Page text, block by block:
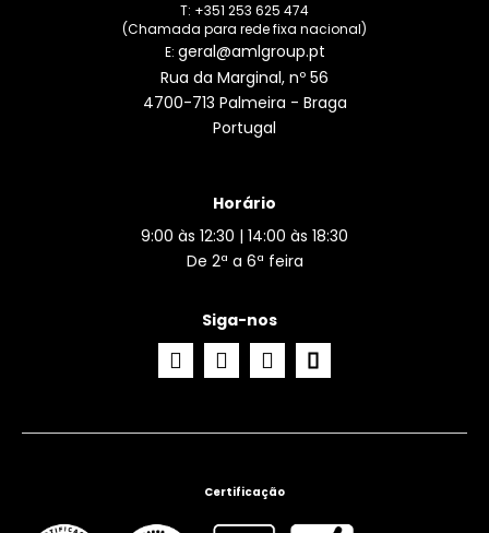
T: +351 253 625 474
(Chamada para rede fixa nacional)
E: geral@amlgroup.pt
Rua da Marginal, nº 56
4700-713 Palmeira - Braga
Portugal
Horário
9:00 às 12:30 | 14:00 às 18:30
De 2ª a 6ª feira
Siga-nos
Certificação